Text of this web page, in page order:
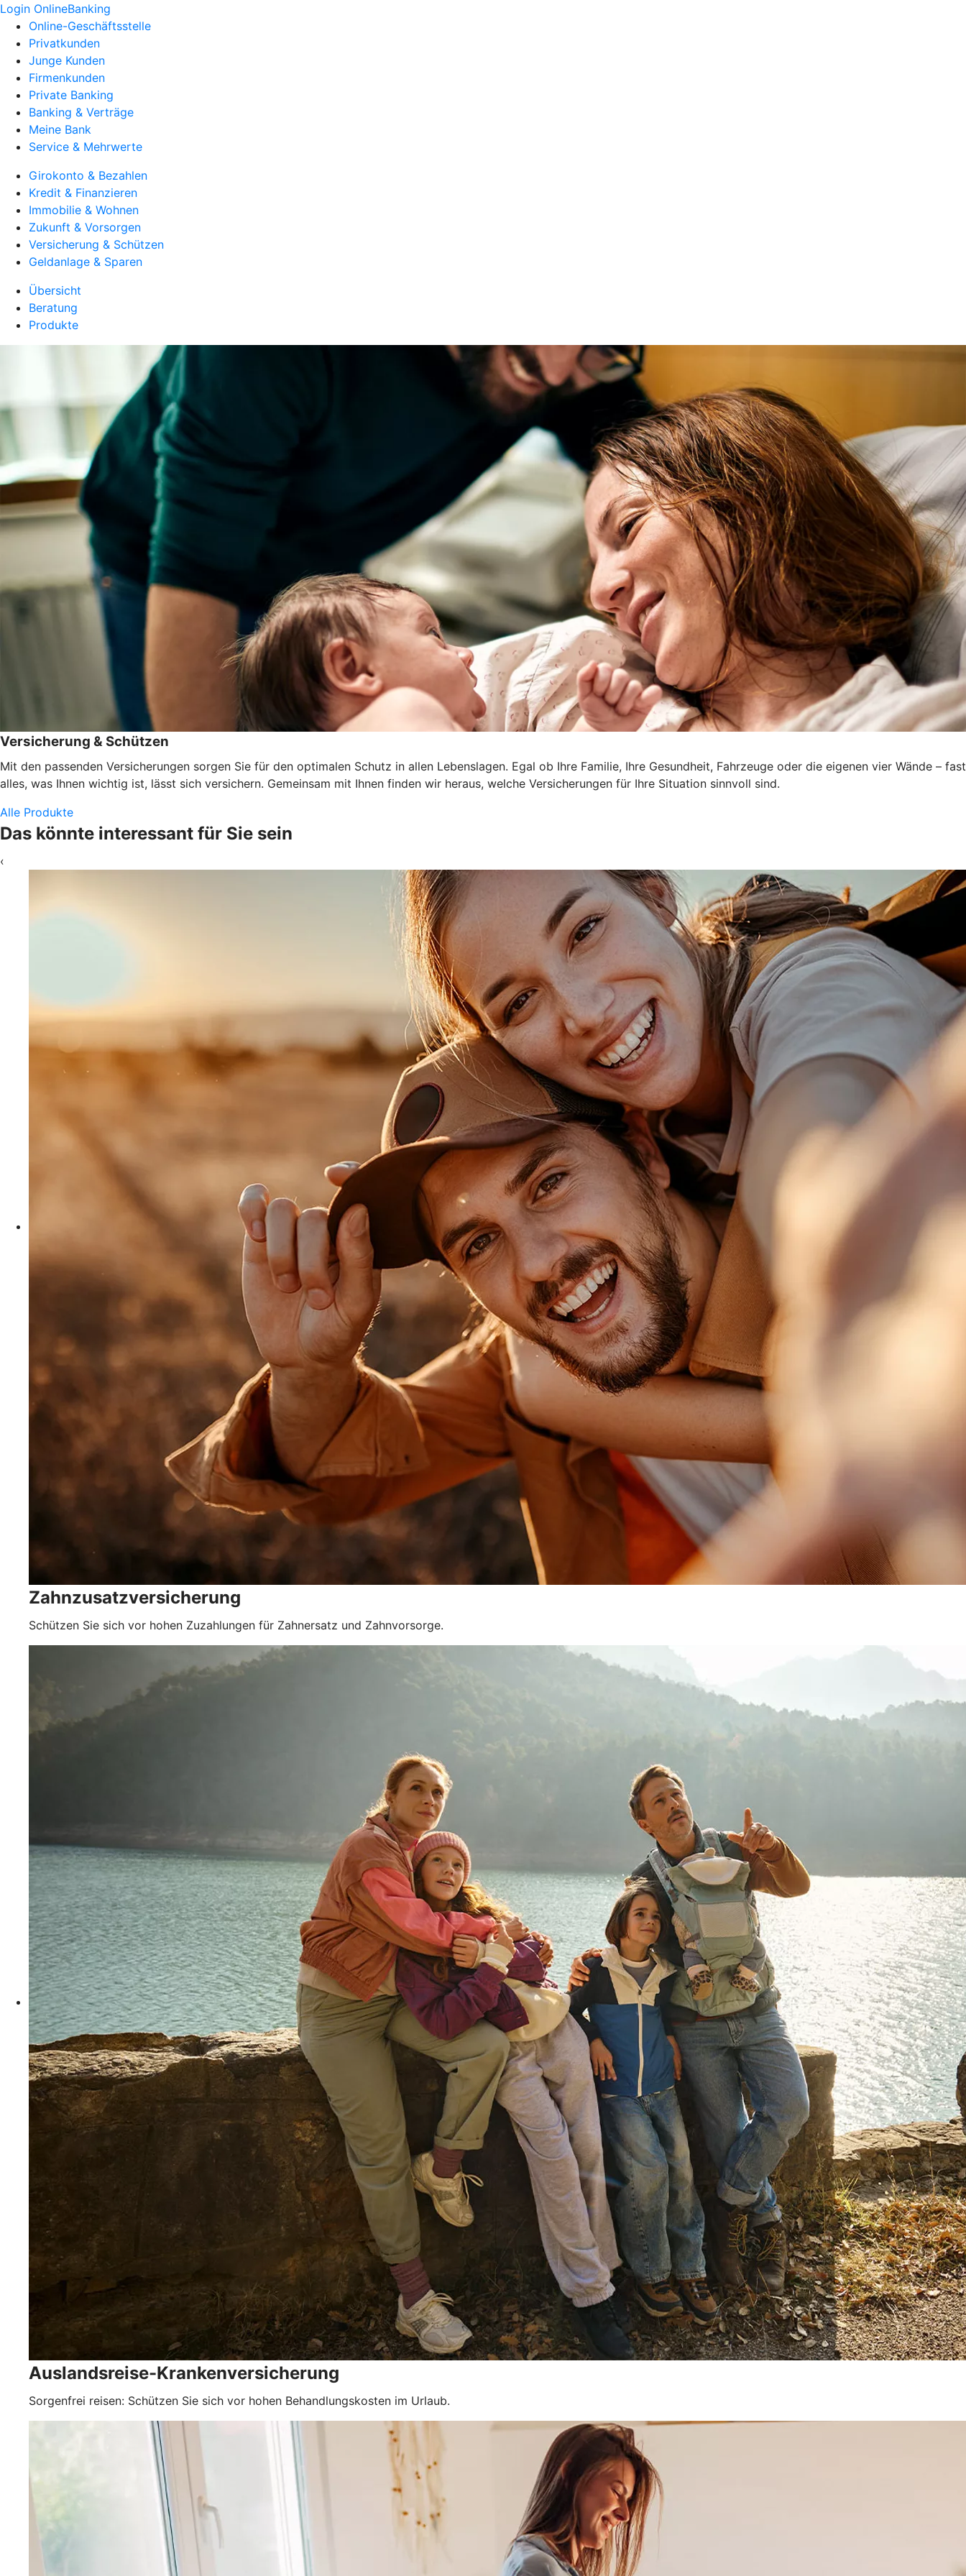
Login OnlineBanking
Online-Geschäftsstelle
Privatkunden
Junge Kunden
Firmenkunden
Private Banking
Banking & Verträge
Meine Bank
Service & Mehrwerte
Girokonto & Bezahlen
Kredit & Finanzieren
Immobilie & Wohnen
Zukunft & Vorsorgen
Versicherung & Schützen
Geldanlage & Sparen
Übersicht
Beratung
Produkte
Versicherung & Schützen
Mit den passenden Versicherungen sorgen Sie für den optimalen Schutz in allen Lebenslagen. Egal ob Ihre Familie, Ihre Gesundheit, Fahrzeuge oder die eigenen vier Wände – fast
alles, was Ihnen wichtig ist, lässt sich versichern. Gemeinsam mit Ihnen finden wir heraus, welche Versicherungen für Ihre Situation sinnvoll sind.
Alle Produkte
Das könnte interessant für Sie sein
‹
Zahnzusatzversicherung
Schützen Sie sich vor hohen Zuzahlungen für Zahnersatz und Zahnvorsorge.
Auslandsreise-Krankenversicherung
Sorgenfrei reisen: Schützen Sie sich vor hohen Behandlungskosten im Urlaub.